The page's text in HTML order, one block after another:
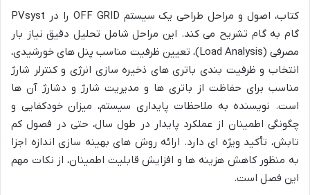
کتاب، اصول و مراحل طراحی یک سیستم OFF GRID را در PVsyst
گام به گام تشریح می کند. این مراحل شامل تحلیل دقیق نیاز بار
مصرفی (Load Analysis)، تعیین ظرفیت مناسب پنل های خورشیدی،
انتخاب و ظرفیت بندی باتری های ذخیره سازی انرژی و کنترلر شارژ
مناسب برای حفاظت از باتری ها و مدیریت شارژ و دشارژ آن ها
است. نویسنده به ملاحظات پایداری سیستم، میزان خودکفایی و
چگونگی اطمینان از عملکرد پایدار در طول سال، حتی در فصول کم
تابش، تأکید ویژه ای دارد. ارائه روش های بهینه سازی اندازه اجزا
به منظور کاهش هزینه ها و افزایش قابلیت اطمینان، از نکات مهم
این فصل است.